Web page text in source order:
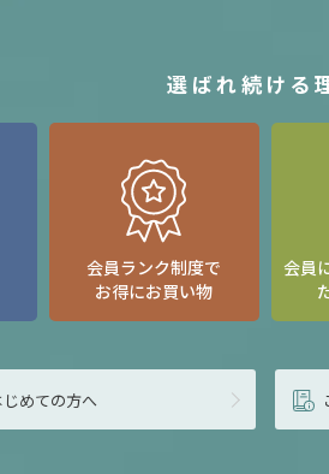
選ばれ続ける
会員ランク制度で
お得にお買い物
会員
じめての方へ